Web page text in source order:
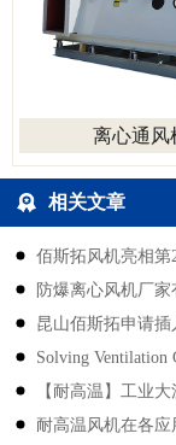
离心通风
相关文章
佰斯拓风机亮相第
风机知名品牌
防爆离心风机厂家
昆山佰斯拓申请
温度
Solving Ventilation
with best fan
【耐高温】工业
耐高温风机在各